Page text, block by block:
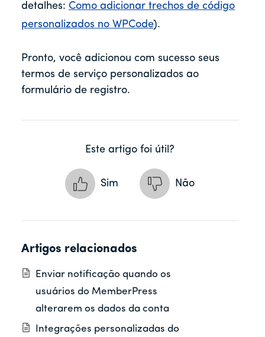
detalhes: Como adicionar trechos de código
personalizados no WPCode).
Pronto, você adicionou com sucesso seus
termos de serviço personalizados ao
formulário de registro.
Este artigo foi útil?
Sim Não
Artigos relacionados
Enviar notificação quando os
usuários do MemberPress
alterarem os dados da conta
Integrações personalizadas do